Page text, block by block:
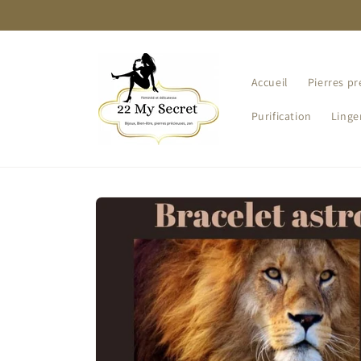
au
Accueil Pierres
Purification
Passer aux
informations
produits